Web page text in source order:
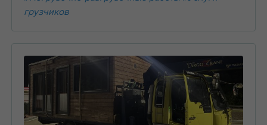
грузчиков